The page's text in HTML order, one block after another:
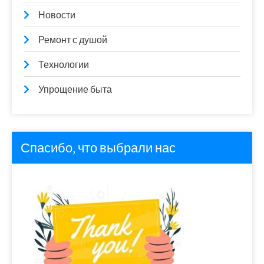
Новости
Ремонт с душой
Технологии
Упрощение быта
Спасибо, что выбрали нас